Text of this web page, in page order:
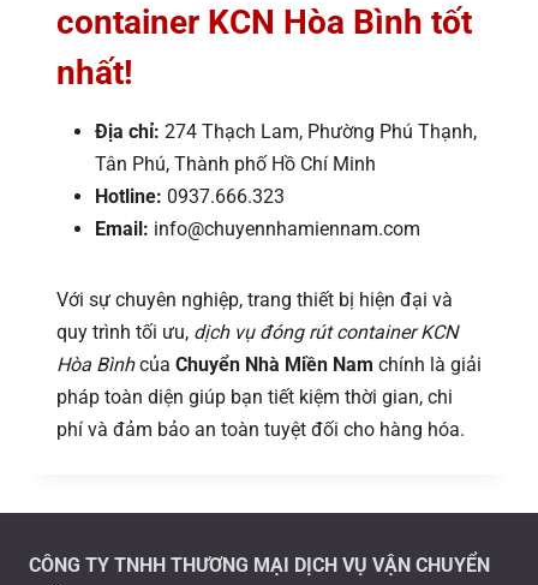
container KCN Hòa Bình tốt
nhất!
Địa chỉ: 274 Thạch Lam, Phường Phú Thạnh,
Tân Phú, Thành phố Hồ Chí Minh
Hotline: 0937.666.323
Email: info@chuyennhamiennam.com
Với sự chuyên nghiệp, trang thiết bị hiện đại và
quy trình tối ưu, dịch vụ đóng rút container KCN
Hòa Bìnhcủa Chuyển Nhà Miền Nam chính là giải
pháp toàn diện giúp bạn tiết kiệm thời gian, chi
phí và đảm bảo an toàn tuyệt đối cho hàng hóa.
CÔNG TY TNHH THƯƠNG MẠI DỊCH VỤ VẬN CHUYỂN